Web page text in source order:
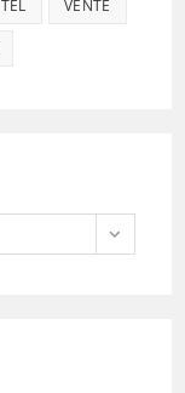
TEL VENTE